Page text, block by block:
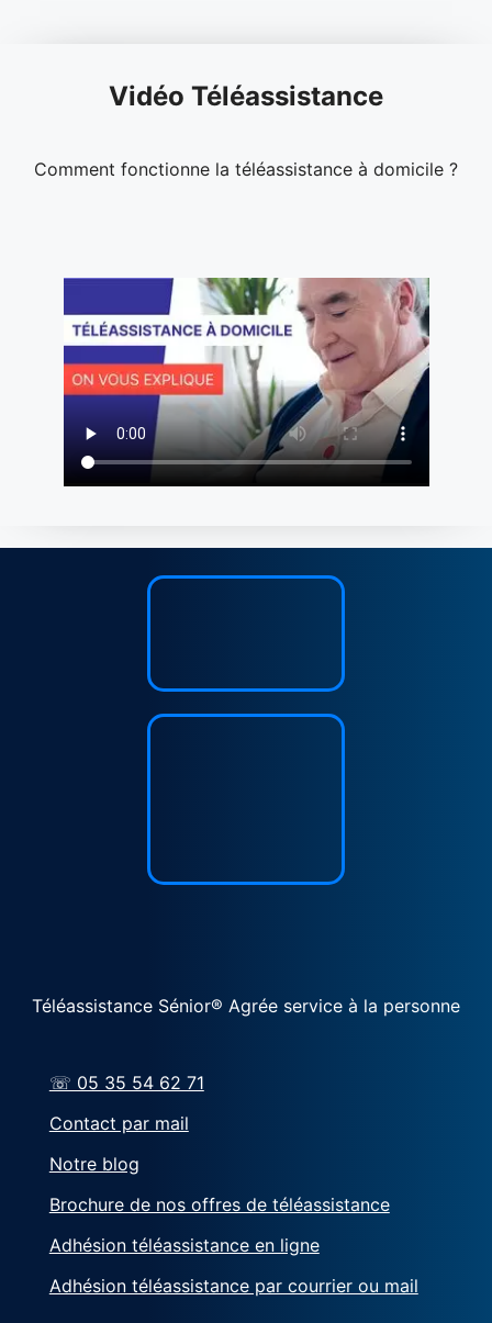
Vidéo Téléassistance
Comment fonctionne la téléassistance à domicile ?
Téléassistance Sénior® Agrée service à la personne
☏ 05 35 54 62 71
Contact par mail
Notre blog
Brochure de nos offres de téléassistance
Adhésion téléassistance en ligne
Adhésion téléassistance par courrier ou mail